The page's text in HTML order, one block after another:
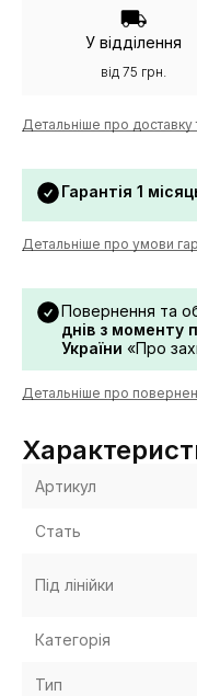
У відділення
від 75 грн.
Детальніше про доставку
Гарантія 1
Детальніше про умови
Повернення та
днів з моменту
України «Про
Детальніше про
Артикул
Стать
Під лінійки
Категорія
Тип